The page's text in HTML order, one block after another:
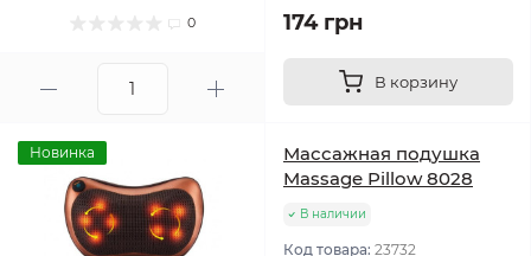
0 174 грн
В корзину
Новинка
Массажная подушка
Massage Pillow 8028
В наличии
Код товара: 23732